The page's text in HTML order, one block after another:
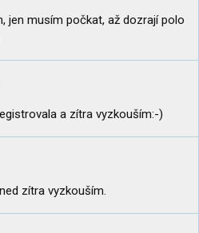
jen musím počkat, až dozrají polo
a zítra vyzkouším:-)
zítra vyzkouším.